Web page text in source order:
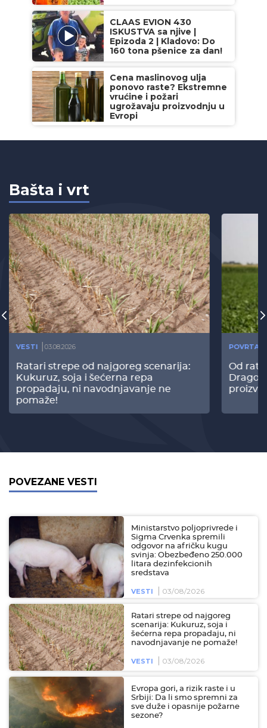
CLAAS EVION 430
ISKUSTVA sa njive |
Epizoda 2 | Kladovo: Do
160 tona pšenice za dan!
Cena maslinovog ulja
ponovo raste? Ekstremne
vrućine i požari
ugrožavaju proizvodnju u
Evropi
Bašta i vrt
VESTI 03.08.2026
Ratari strepe od najgoreg scenarija:
Kukuruz, soja i šećerna repa
propadaju, ni navodnjavanje ne
pomaže!
Od
POVEZANE VESTI
Ministarstvo poljoprivrede i
Sigma Crvenka spremili
odgovor na afričku kugu
svinja: Obezbeđeno 250.000
litara dezinfekcionih
sredstava
VESTI 03/08/2026
Ratari strepe od najgoreg
scenarija: Kukuruz, soja i
šećerna repa propadaju, ni
navodnjavanje ne pomaže!
VESTI 03/08/2026
Evropa gori, a rizik raste i u
Srbiji: Da li smo spremni za
sve duže i opasnije požarne
sezone?